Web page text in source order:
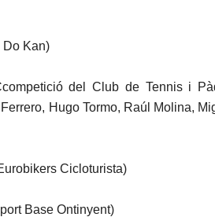
Do Kan)
del Club de Tennis i
Hugo Tormo, Raúl Molina,
Cicloturista)
Base Ontinyent)